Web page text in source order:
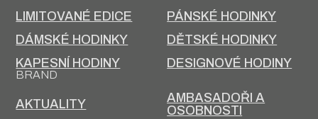
LIMITOVANÉ EDICE
PÁNSKÉ HODINKY
DÁMSKÉ HODINKY
DĚTSKÉ HODINKY
KAPESNÍ HODINY
DESIGNOVÉ HODINY
BRAND
AKTUALITY
AMBASADOŘI A
OSOBNOSTI